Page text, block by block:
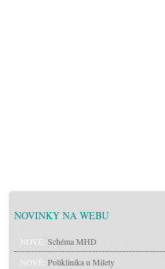
NOVINKY NA WEBU
NOVÉ: Schéma MHD
NOVÉ: Poliklinika u Milety